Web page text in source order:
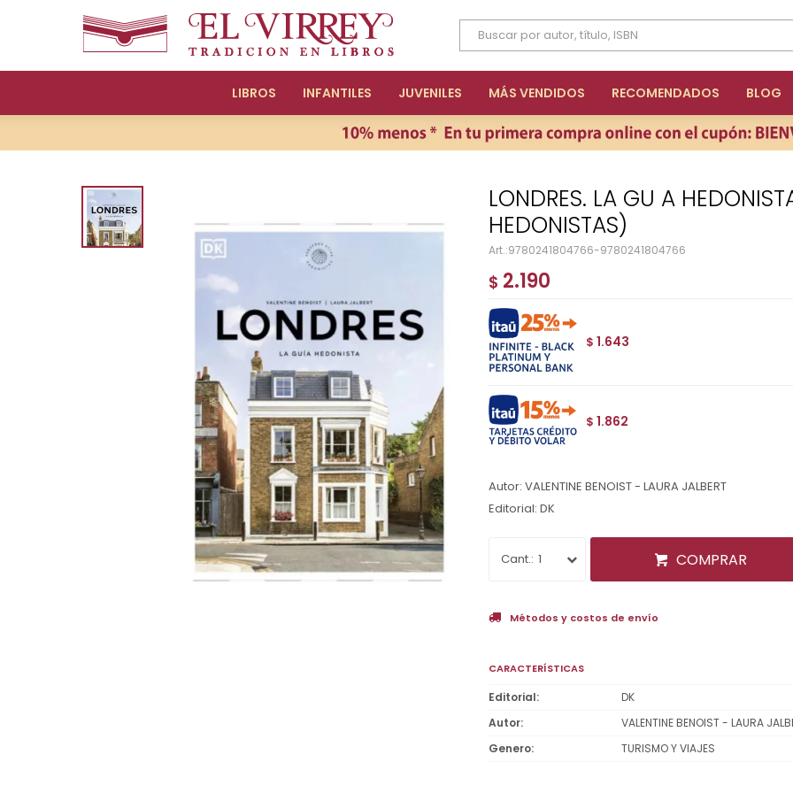
LIBROS INFANTILES JUVENILES MÁS VENDIDOS RECOMENDADOS BLOG
LONDRES. LA GU A HEDONISTA (PEQUEÑOS ATLAS
HEDONISTAS)
9780241804766-9780241804766
$ 2.190
$ 1.643
$ 1.862
Autor: VALENTINE BENOIST - LAURA JALBERT
Editorial: DK
1 COMPRAR
Métodos y costos de envío
CARACTERÍSTICAS
Editorial
DK
Autor
VALENTINE BENOIST - LAURA
Genero
TURISMO Y VIAJES